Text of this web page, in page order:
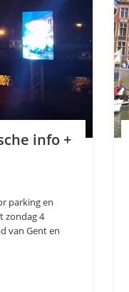
info +
parking en
zondag 4
van Gent en